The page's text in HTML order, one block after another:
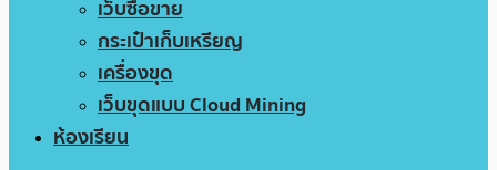
เว็บซื้อขาย
กระเป๋าเก็บเหรียญ
เครื่องขุด
เว็บขุดแบบ Cloud Mining
ห้องเรียน